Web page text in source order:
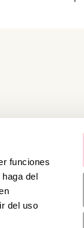
funciones
del
del uso